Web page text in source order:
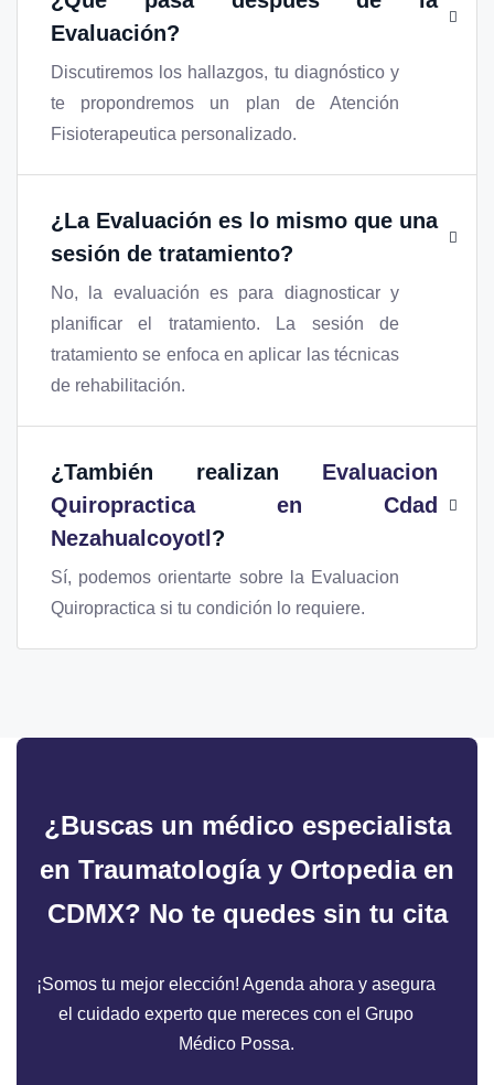
Evaluación?
Discutiremos los hallazgos, tu diagnóstico y
te propondremos un plan de Atención
Fisioterapeutica personalizado.
¿La Evaluación es lo mismo que una
sesión de tratamiento?
No, la evaluación es para diagnosticar y
planificar el tratamiento. La sesión de
tratamiento se enfoca en aplicar las técnicas
de rehabilitación.
¿También realizan Evaluacion
Quiropractica en Cdad
Nezahualcoyotl ?
Sí, podemos orientarte sobre la Evaluacion
Quiropractica si tu condición lo requiere.
¿Buscas un médico especialista
en Traumatología y Ortopedia en
CDMX? No te quedes sin tu cita
¡Somos tu mejor elección! Agenda ahora y asegura
el cuidado experto que mereces con el Grupo
Médico Possa.